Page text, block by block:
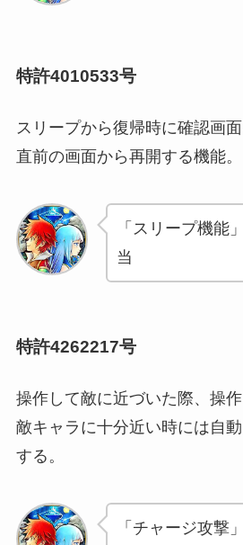
特許4010533号
スリープから復帰時に確認画
直前の画面から再開する機能。
「スリープ機能
当
特許4262217号
操作して敵に近づいた際、操作
敵キャラに十分近い時には自
する。
「チャージ攻撃